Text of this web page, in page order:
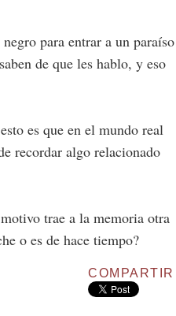
para entrar a un paraíso
de que les hablo, y eso
es que en el mundo real
recordar algo relacionado
trae a la memoria otra
o es de hace tiempo?
COMPARTIR